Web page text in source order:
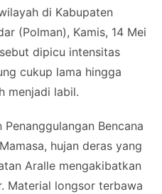
di Kabupaten
(Polman), Kamis, 14 Mei
dipicu intensitas
cukup lama hingga
menjadi labil.
Bencana
hujan deras yang
Aralle mengakibatkan
Material longsor terbawa